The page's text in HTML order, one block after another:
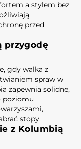
a stylem bez
przed
przygodę
gdy walka z
spraw w
zapewnia solidne,
poziomu
stopy.
z Kolumbią